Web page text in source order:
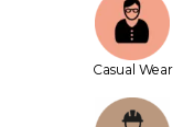
Casual Wear